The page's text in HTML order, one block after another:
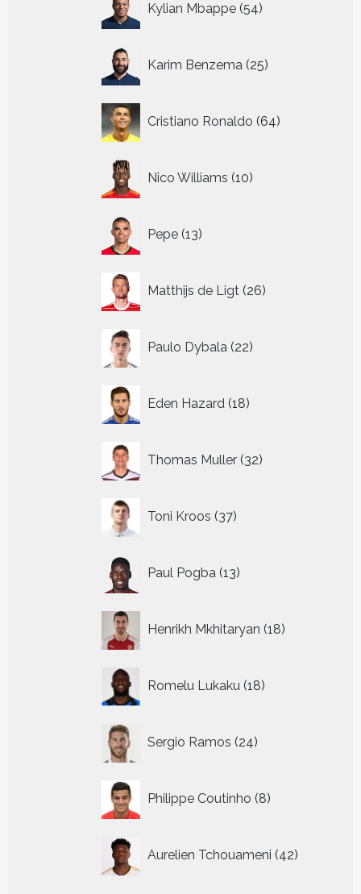
Kylian Mbappe 54
producten
Karim Benzema 25
producten
Cristiano Ronaldo 64
producten
Nico Williams 10
producten
Pepe 13
producten
Matthijs de Ligt 26
producten
Paulo Dybala 22
producten
Eden Hazard 18
producten
Thomas Muller 32
producten
Toni Kroos 37
producten
Paul Pogba 13
producten
Henrikh Mkhitaryan 18
producten
Romelu Lukaku 18
producten
Sergio Ramos 24
producten
Philippe Coutinho 8
producten
Aurelien Tchouameni 42
producten